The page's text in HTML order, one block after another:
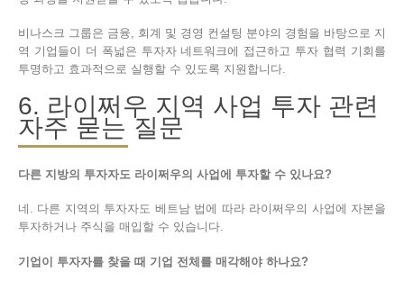
비나스크 그룹은 금융, 회계 및 경영 컨설팅 분야의 경험을 바탕으로 지
역 기업들이 더 폭넓은 투자자 네트워크에 접근하고 투자 협력 기회를
투명하고 효과적으로 실행할 수 있도록 지원합니다.
6. 라이쩌우 지역 사업 투자 관련
자주 묻는 질문
다른 지방의 투자자도 라이쩌우의 사업에 투자할 수 있나요?
네. 다른 지역의 투자자도 베트남 법에 따라 라이쩌우의 사업에 자본을
투자하거나 주식을 매입할 수 있습니다.
기업이 투자자를 찾을 때 기업 전체를 매각해야 하나요?